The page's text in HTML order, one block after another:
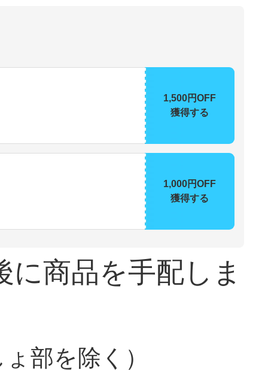
1,500円OFF
獲得する
1,000円OFF
獲得する
に商品を手配しま
部を除く）